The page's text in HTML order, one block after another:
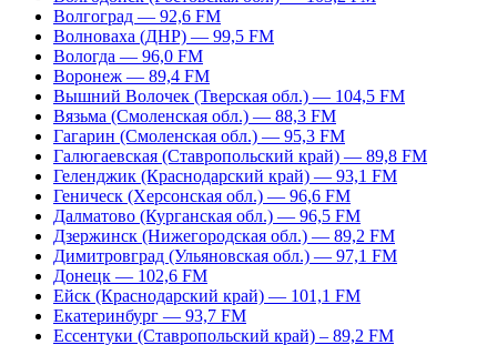
Волгоград — 92,6 FM
Волноваха (ДНР) — 99,5 FM
Вологда — 96,0 FM
Воронеж — 89,4 FM
Вышний Волочек (Тверская обл.) — 104,5 FM
Вязьма (Смоленская обл.) — 88,3 FM
Гагарин (Смоленская обл.) — 95,3 FM
Галюгаевская (Ставропольский край) — 89,8 FM
Геленджик (Краснодарский край) — 93,1 FM
Геническ (Херсонская обл.) — 96,6 FM
Далматово (Курганская обл.) — 96,5 FM
Дзержинск (Нижегородская обл.) — 89,2 FM
Димитровград (Ульяновская обл.) — 97,1 FM
Донецк — 102,6 FM
Ейск (Краснодарский край) — 101,1 FM
Екатеринбург — 93,7 FM
Ессентуки (Ставропольский край) – 89,2 FM